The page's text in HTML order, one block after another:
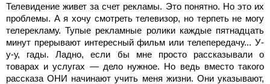
Телевидение живет за счет рекламы. Это понятно. Но это их
проблемы. А я хочу смотреть телевизор, но терпеть не могу
телерекламу. Тупые рекламные ролики каждые пятнадцать
минут прерывают интересный фильм или телепередачу... У-
у-у, гады. Ладно, если бы мне просто рассказывали о
товарах и услугах — дело нужное. Но ведь вместо такого
рассказа ОНИ начинают учить меня жизни. Они указывают,